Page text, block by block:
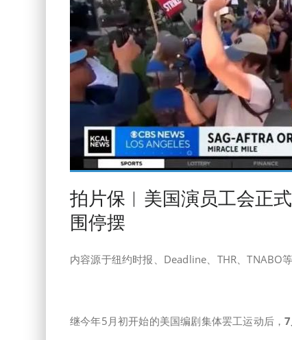
拍片保︱美国演员工会正
围停摆
内容源于纽约时报、Deadline、THR、TNABO等
继今年5月初开始的美国编剧集体罢工运动后，